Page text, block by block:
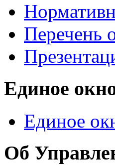
Перечень
Единое
Единое
Об